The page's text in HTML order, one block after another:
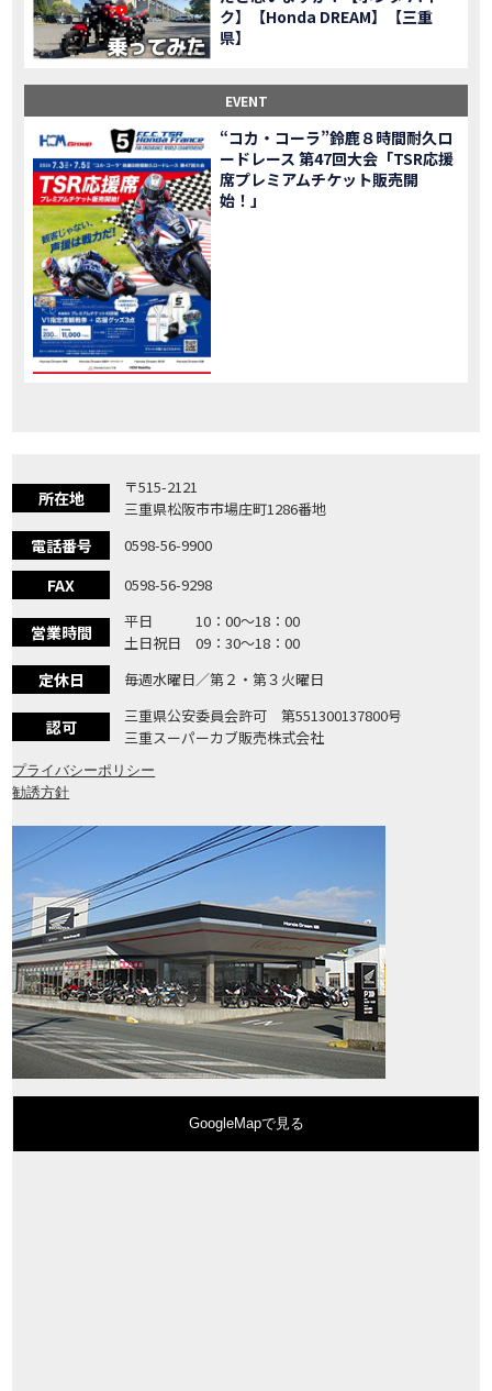
NEW BIKE 「X-ADV」大型クロスオーバーモデル X-ADV をフルモデルチェンジし発売！
NEW BIKE 「CB1000R」のヘッドライト等の外観デザインやカラーリングの変更など熟成を図り発売！
NEW BIKE 「NC750X」大型スポーツモデル NC750X をフルモデルチェンジし発売！
NEW BIKE 「CB1300 SUPER FOUR」「CB1300 SUPER BOL D’OR」ならびに「CB1300 SUPER FOUR SP」「CB1300 SUPER BOL D’OR SP」に先進の電子制御デバイスを採用し発売！
NEW BIKE 大型クルーザーモデル「Rebel 1100」を新発売!!
NEW BIKE よりスポーティーなイメージを強化『CBR650R』を発表!
NEW BIKE Neo Sports Caféシリーズのミドルクラスモデル『CB650R』を発表！
NEW BIKE フルモデルチェンジした 新型「PCX」「PCX160」「PCX e:HEV」を発表!
NEWS 国内販売を予定するグローバルモデルがHondaバイクWebサイトで公開されました！
NEW BIKE 「CRF250L」「CRF250 RALLY」をフルモデルチェンジし発表！
ク】【Honda DREAM】【三重
県】
EVENT
“コカ・コーラ”鈴鹿８時間耐久ロ
ードレース 第47回大会「TSR応援
席プレミアムチケット販売開
始！」
所在地
〒515-2121
三重県松阪市市場庄町1286番地
電話番号 0598-56-9900
FAX 0598-56-9298
営業時間
平日 10：00〜18：00
土日祝日 09：30〜18：00
定休日 毎週水曜日／第２・第３火曜日
認可
三重県公安委員会許可 第551300137800号
三重スーパーカブ販売株式会社
プライバシーポリシー
勧誘方針
GoogleMapで見る